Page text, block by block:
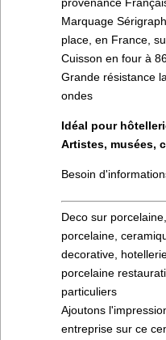
Marquage
place, en France,
Cuisson en four à
Grande résistance
ondes
Idéal pour
Artistes, musées,
Besoin
Deco sur
porcelaine,
decorative,
porcelaine
particuliers
Ajoutons
entreprise sur ce